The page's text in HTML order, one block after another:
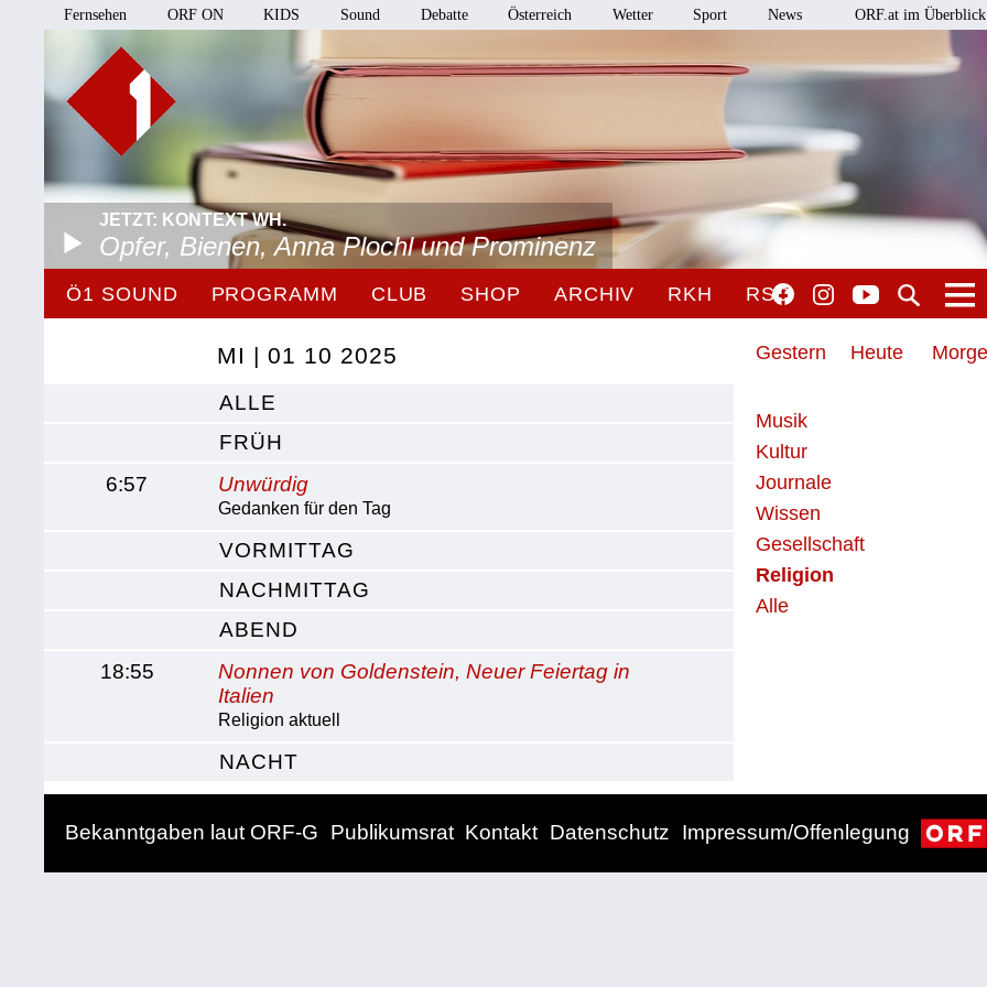
Fernsehen ORF ON KIDS Sound Debatte Österreich Wetter Sport News ORF.at im Überblick
JETZT: KONTEXT WH.
Opfer, Bienen, Anna Plochl und Prominenz
Ö1 SOUND PROGRAMM CLUB SHOP ARCHIV RKH RSO
Gestern Heute
Musik
Kultur
Journale
Wissen
Gesellschaft
Religion
Alle
MI | 01 10 2025
ALLE
FRÜH
6:57
Unwürdig
Gedanken für den Tag
VORMITTAG
NACHMITTAG
ABEND
18:55
Nonnen von Goldenstein, Neuer Feiertag in
Italien
Religion aktuell
NACHT
Bekanntgaben laut ORF-G Publikumsrat Kontakt Datenschutz Impressum/Offenlegung